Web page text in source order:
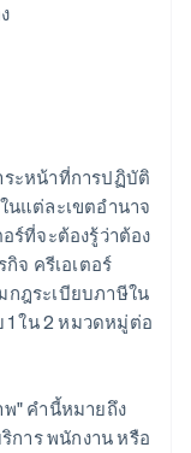
ะหน้าที่การปฏิบัติ
นแต่ละเขตอํานาจ
ร์ที่จะต้องรู้ว่าต้อง
จ ครีเอเตอร์
ฎระเบียบภาษีใน
1 ใน 2 หมวดหมู่ต่อ
พ" คํานี้หมายถึง
าร พนักงาน หรือ